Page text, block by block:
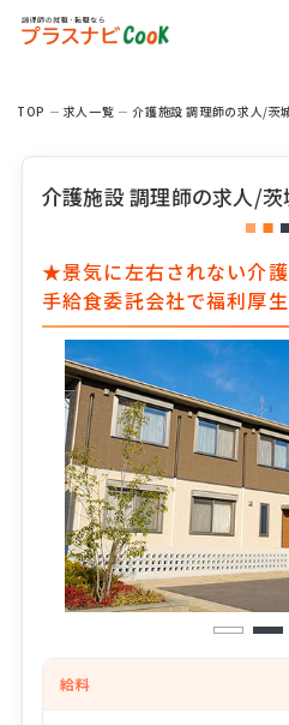
TOP 求⼈⼀覧 介護施設 調理師の求人/茨
介護施設 調理師の求人/茨
★景気に左右されない介
手給食委託会社で福利厚
1 2
給料